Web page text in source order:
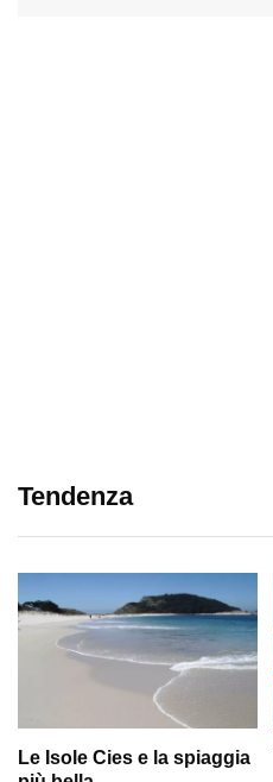
Tendenza
Le Isole Cies e la spiaggia